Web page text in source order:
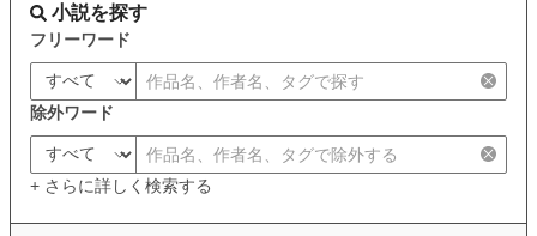
小説を探す
フリーワード
除外ワード
+ さらに詳しく検索する